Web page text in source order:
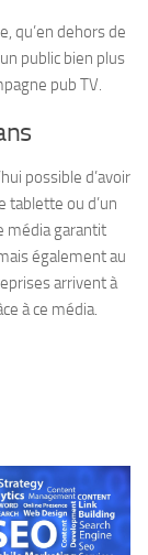
qu’en dehors de
public bien plus
pub TV.
possible d’avoir
tablette ou d’un
média garantit
également au
arrivent à
à ce média.